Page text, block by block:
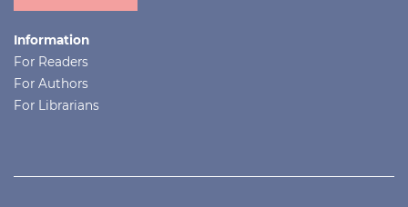
Information
For Readers
For Authors
For Librarians